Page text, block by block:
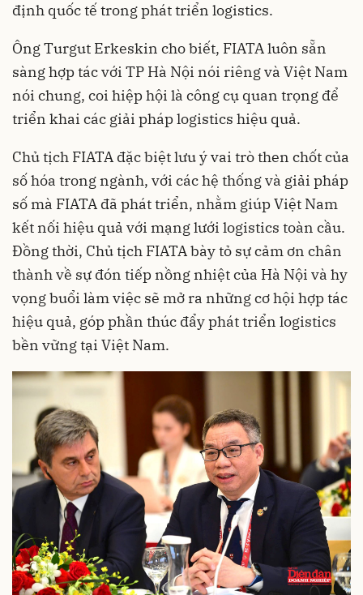
định quốc tế trong phát triển logistics.
Ông Turgut Erkeskin cho biết, FIATA luôn sẵn
sàng hợp tác với TP Hà Nội nói riêng và Việt Nam
nói chung, coi hiệp hội là công cụ quan trọng để
triển khai các giải pháp logistics hiệu quả.
Chủ tịch FIATA đặc biệt lưu ý vai trò then chốt của
số hóa trong ngành, với các hệ thống và giải pháp
số mà FIATA đã phát triển, nhằm giúp Việt Nam
kết nối hiệu quả với mạng lưới logistics toàn cầu.
Đồng thời, Chủ tịch FIATA bày tỏ sự cảm ơn chân
thành về sự đón tiếp nồng nhiệt của Hà Nội và hy
vọng buổi làm việc sẽ mở ra những cơ hội hợp tác
hiệu quả, góp phần thúc đẩy phát triển logistics
bền vững tại Việt Nam.